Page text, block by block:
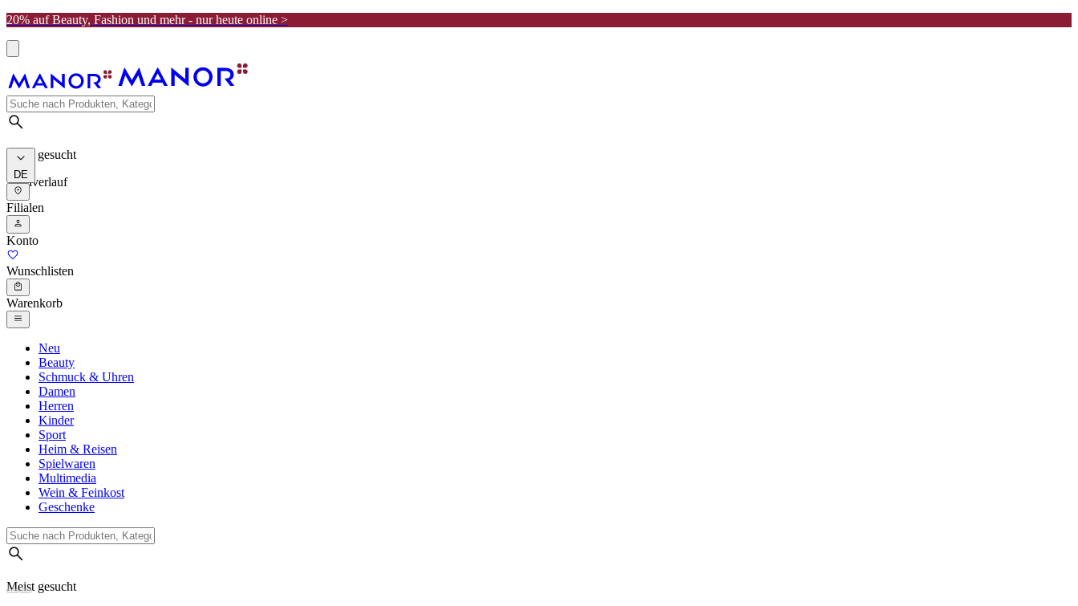
20% auf Beauty, Fashion und mehr - nur heute online >
Meist gesucht
Suchverlauf
DE
Filialen
Konto
Wunschlisten
Warenkorb
Neu
Beauty
Schmuck & Uhren
Damen
Herren
Kinder
Sport
Heim & Reisen
Spielwaren
Multimedia
Wein & Feinkost
Geschenke
Meist gesucht